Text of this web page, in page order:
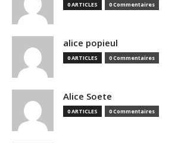
0 ARTICLES 0 Commentaires
alice popieul
0 ARTICLES 0 Commentaires
Alice Soete
0 ARTICLES 0 Commentaires